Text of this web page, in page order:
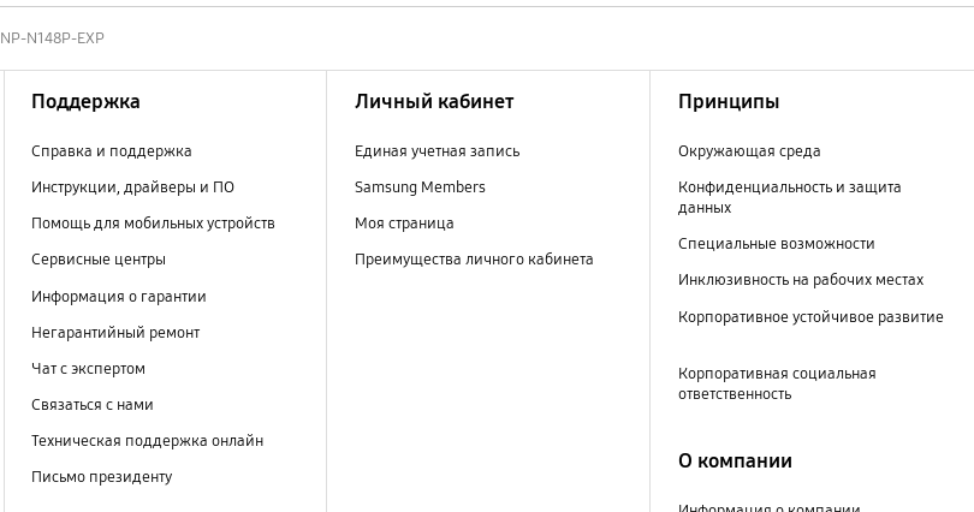
NP-N148P-EXP
Поддержка
Справка и поддержка
Инструкции, драйверы и ПО
Помощь для мобильных устройств
Сервисные центры
Информация о гарантии
Негарантийный ремонт
Чат с экспертом
Связаться с нами
Техническая поддержка онлайн
Письмо президенту
Личный кабинет
Единая учетная запись
Samsung Members
Моя страница
Преимущества личного кабинета
Принципы
Окружающая среда
Конфиденциальность и защита
данных
Специальные возможности
Инклюзивность на рабочих местах
Корпоративное устойчивое развитие
Корпоративная социальная
ответственность
О компании